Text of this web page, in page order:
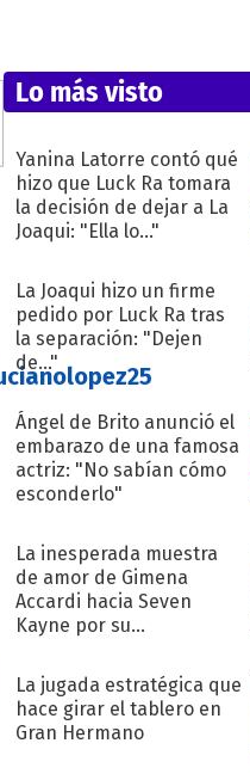
Lo más visto
Yanina Latorre contó qué
hizo que Luck Ra tomara
la decisión de dejar a La
Joaqui: "Ella lo..."
La Joaqui hizo un firme
pedido por Luck Ra tras
la separación: "Dejen
de..."
Ángel de Brito anunció el
embarazo de una famosa
actriz: "No sabían cómo
esconderlo"
La inesperada muestra
de amor de Gimena
Accardi hacia Seven
Kayne por su
La jugada estratégica que
hace girar el tablero en
Gran Hermano